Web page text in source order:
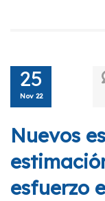
25
Nov 22
Nuevos
esfuerzo